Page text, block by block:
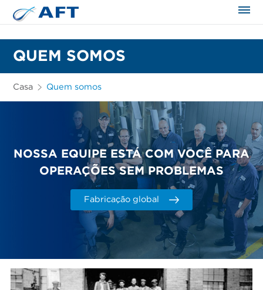
QUEM SOMOS
Casa Quem somos
NOSSA EQUIPE ESTÁ COM VOCÊ PARA
OPERAÇÕES SEM PROBLEMAS
Fabricação global